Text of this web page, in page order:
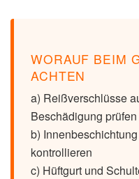
WORAUF BEIM
ACHTEN
a) Reißverschlüsse
Beschädigung prüfen
b)
kontrollieren
c) Hüftgurt und